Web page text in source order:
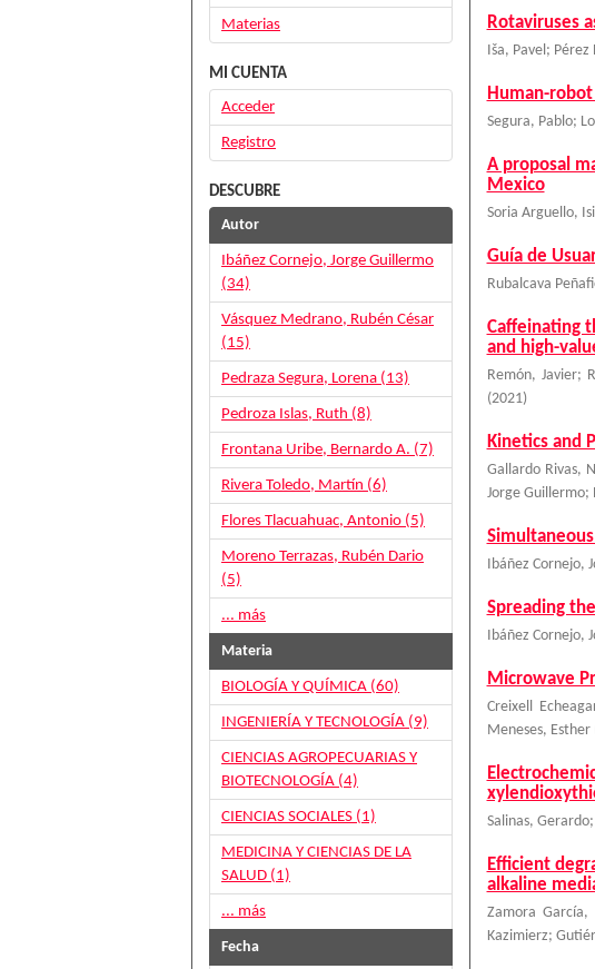
Rotaviruses
Iša, Pavel ; Pérez
Human-
Segura, Pablo;
A proposal
Mexico
Soria Arguello,
Guía de
Rubalcava
Caffeinating
and high-
Remón, Javier;
(2021)
Kinetics and
Gallardo Rivas,
Jorge Guillermo;
Ibáñez Cornejo,
Spreading
Ibáñez Cornejo,
Microwave
Creixell
Meneses, Esther
Salinas, Gerardo;
Efficient
alkaline
Zamora García,
Kazimierz;
Materias
MI CUENTA
Acceder
Registro
DESCUBRE
Autor
Ibáñez Cornejo, Jorge Guillermo
(34)
Vásquez Medrano, Rubén César
(15)
Pedraza Segura, Lorena (13)
Pedroza Islas, Ruth (8)
Frontana Uribe, Bernardo A. (7)
Rivera Toledo, Martín (6)
Flores Tlacuahuac, Antonio (5)
Moreno Terrazas, Rubén Dario
(5)
... más
Materia
BIOLOGÍA Y QUÍMICA (60)
INGENIERÍA Y TECNOLOGÍA (9)
CIENCIAS AGROPECUARIAS Y
BIOTECNOLOGÍA (4)
CIENCIAS SOCIALES (1)
MEDICINA Y CIENCIAS DE LA
SALUD (1)
... más
Fecha